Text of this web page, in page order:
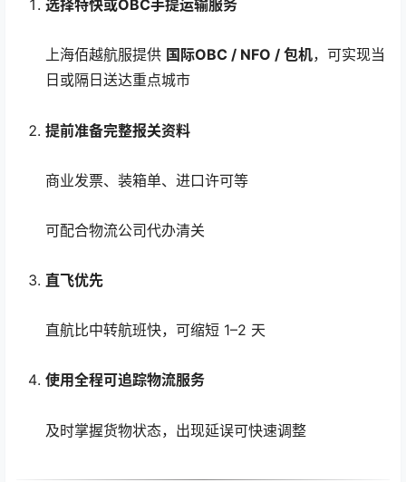
选择特快或OBC手提运输服务
上海佰越航服提供 国际OBC / NFO / 包机，可实现当
日或隔日送达重点城市
提前准备完整报关资料
商业发票、装箱单、进口许可等
可配合物流公司代办清关
直飞优先
直航比中转航班快，可缩短 1–2 天
使用全程可追踪物流服务
及时掌握货物状态，出现延误可快速调整